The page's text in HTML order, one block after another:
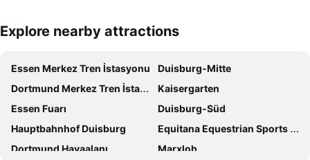
Haritayı genişlet
Explore nearby attractions
Essen Merkez Tren İstasyonu
Duisburg-Mitte
Dortmund Merkez Tren İstasyonu
Kaisergarten
Essen Fuarı
Duisburg-Süd
Hauptbahnhof Duisburg
Equitana Equestrian Sports World Fair
Dortmund Havaalanı
Marxloh